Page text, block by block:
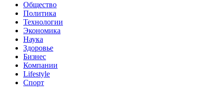
Общество
Политика
Технологии
Экономика
Наука
Здоровье
Бизнес
Компании
Lifestyle
Спорт